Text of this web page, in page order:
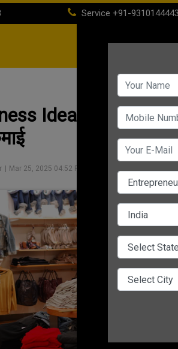
Service +91-9310144443
Ideas: कपड़ो का
Mar 25, 2025 04:52 PM IST